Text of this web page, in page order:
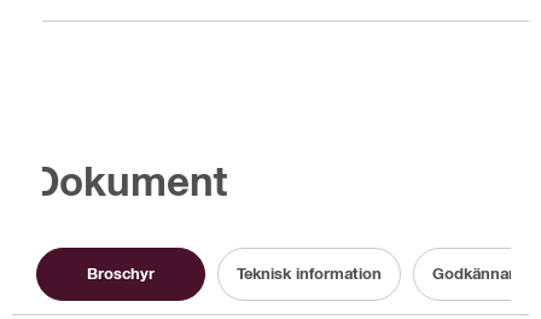
Dokument
Broschyr Teknisk information